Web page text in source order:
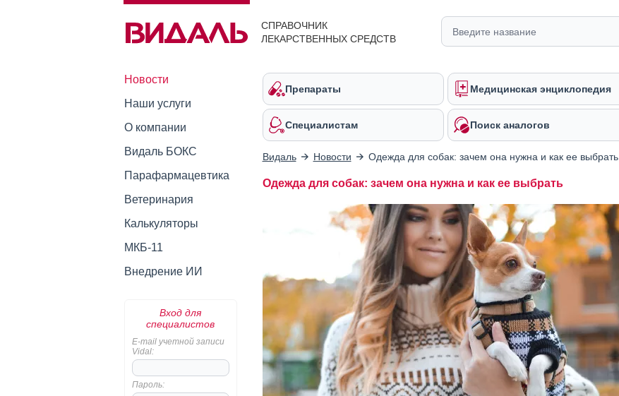
СПРАВОЧНИК
ЛЕКАРСТВЕННЫХ СРЕДСТВ
Новости
Наши услуги
О компании
Видаль БОКС
Парафармацевтика
Ветеринария
Калькуляторы
МКБ-11
Внедрение ИИ
Вход для
специалистов
E-mail учетной записи
Vidal:
Пароль:
Препараты Медицинская энциклопедия
Специалистам Поиск аналогов
Видаль Новости Одежда для собак: зачем она нужна и как ее выбрать
Одежда для собак: зачем она нужна и как ее выбрать